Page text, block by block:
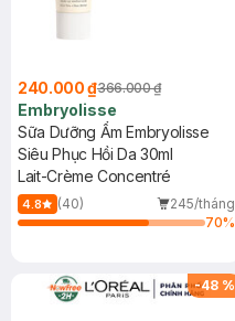
240.000 ₫366.000 ₫
Embryolisse
Sữa Dưỡng Ẩm Embryolisse
Siêu Phục Hồi Da 30ml
Lait-Crème Concentré
4.8 (40)
245/tháng
70%
-48 %